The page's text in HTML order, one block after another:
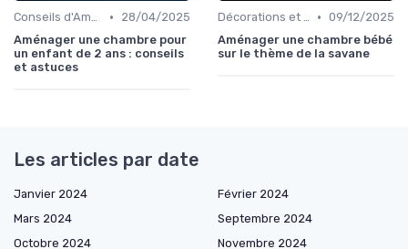
Conseils d'Aménagement de Chambre d'Enfant •
28/04/2025
Aménager une chambre pour
un enfant de 2 ans : conseils
et astuces
Décorations et Accessoires de Chambre • 09/12/2025
Aménager une chambre bébé
sur le thème de la savane
Les articles par date
Janvier 2024
Février 2024
Mars 2024
Septembre 2024
Octobre 2024
Novembre 2024